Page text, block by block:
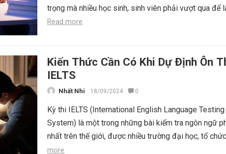
trọng mà nhiều học sinh, sinh viên phải vượt qua để
Read more
Kiến Thức Cần Có Khi Dự Định Ôn
IELTS
Nhất Nhi 18/09/2024 0
Kỳ thi IELTS (International English Language Testing
System) là một trong những bài kiểm tra ngôn ngữ
nhất trên thế giới, được nhiều trường đại học, tổ
more